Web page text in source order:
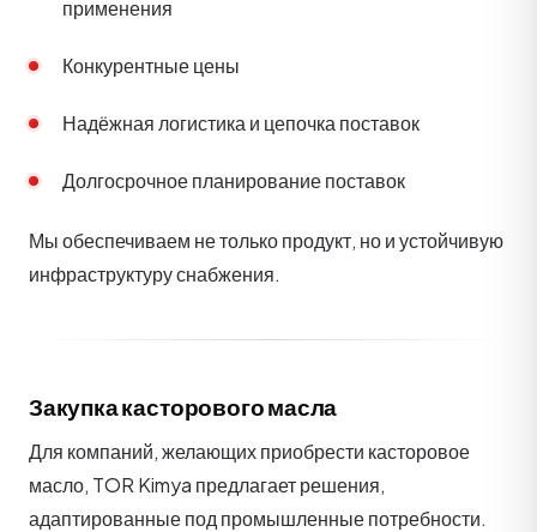
применения
Конкурентные цены
Надёжная логистика и цепочка поставок
Долгосрочное планирование поставок
Мы обеспечиваем не только продукт, но и устойчивую
инфраструктуру снабжения.
Закупка касторового масла
Для компаний, желающих приобрести касторовое
масло, TOR Kimya предлагает решения,
адаптированные под промышленные потребности.